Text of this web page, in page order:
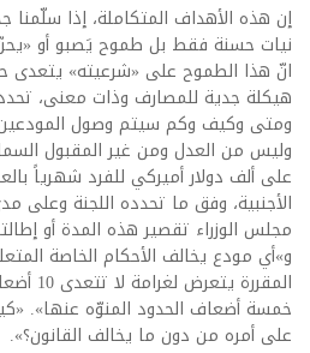
إن هذه الأهداف المتكاملة، إذا سلّمنا
نيات حسنة فقط بل طموح يَصبو أو
انّ هذا الطموح على «شرعيته» يتعدى
هيكلة جدية للمصارف وذات معنى،
ومتى وكيف وكم سيتم وصول
وليس من العدل ومن غير المقبول
على ألف دولار أميركي للفرد شهرياً
الأجنبية، وفق ما تحدده اللجنة
مجلس الوزراء تقصير هذه المدة أو
و»أي مودع يخالف الأحكام الخاصة
خمسة أضعاف الحدود المنوّه عنها».
على أمره من دون ما يخالف القانون؟».